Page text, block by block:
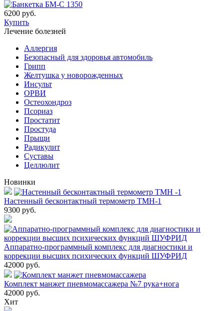
6200 руб.
Купить
Лечение болезней
Аллергия
Безопасный для здоровья автомобиль
Грипп
Желтушка у новорожденных
Инсульт
ОРВИ
Остеохондроз
Пcориаз
Простатит
Простуда
Прыщи
Радикулит
Суставы
Целлюлит
Новинки
Настенный бесконтактный термометр ТМН-1
9300 руб.
Аппаратно-программный комплекс для диагностики и
коррекции высших психических функций ШУФРИД
42000 руб.
Комплект манжет пневмомассажера №7 рука+нога
42000 руб.
Хит